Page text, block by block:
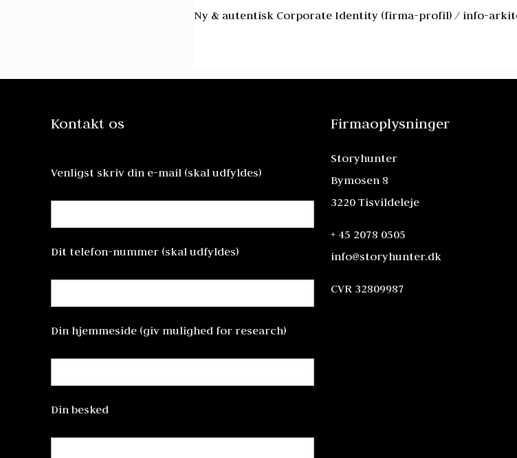
Ny & autentisk Corporate Identity (firma-profil) / info-
Kontakt os
Venligst skriv din e-mail (skal udfyldes)
Dit telefon-nummer (skal udfyldes)
Din hjemmeside (giv mulighed for research)
Din besked
Firmaoplysninger
Storyhunter
Bymosen 8
3220 Tisvildeleje
+ 45 2078 0505
info@storyhunter.dk
CVR 32809987